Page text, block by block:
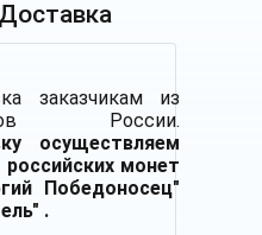
Доставка
заказчикам из
России.
осуществляем
российских монет
Победоносец"
.